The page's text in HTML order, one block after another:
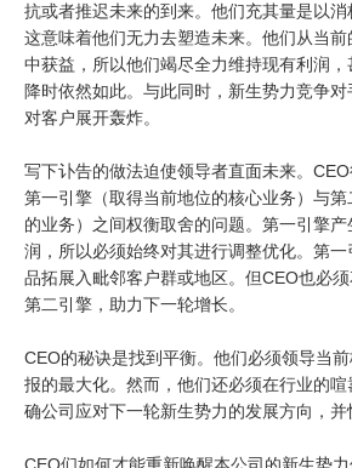
抗或者推迟未来的到来。他们充其量是以消
这意味着他们无力去塑造未来。他们从当
中获益，所以他们竭尽全力维持现有利润
降时依然如此。与此同时，新生势力竞争
对客户展开轰炸。
写下讣告的做法迫使领导者直面未来。
第一引擎（取得当前地位的核心业务）与
的业务）之间权衡取舍的问题。第一引擎产
润，所以必须始终对其进行调整优化。第
品拓展入毗邻客户群或地区。但CEO也必
第二引擎，助力下一轮增长。
CEO的秘诀是找到平衡。他们必须领导当
报的最大化。然而，他们还必须在行业的
确公司应对下一轮新生势力的发展方向，并